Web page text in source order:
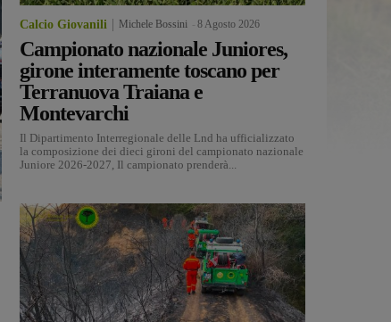
Calcio Giovanili Michele Bossini 8 Agosto 2026
Campionato nazionale Juniores,
girone interamente toscano per
Terranuova Traiana e
Montevarchi
Il Dipartimento Interregionale delle Lnd ha ufficializzato
la composizione dei dieci gironi del campionato nazionale
Juniore 2026-2027, Il campionato prenderà...